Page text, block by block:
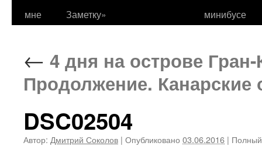
мне
Заметку»
минибусе
← 4 дня на острове
Продолжение. Канарские
DSC02504
Автор: Дмитрий Соколов | Опубликовано 03.06.2016 |